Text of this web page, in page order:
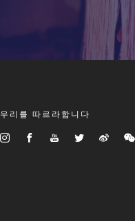
우리를 따르라합니다